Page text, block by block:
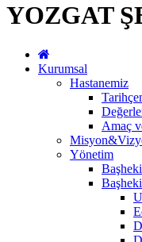
YOZGAT
Kurumsal
Hastanemiz
Amaç
Yönetim